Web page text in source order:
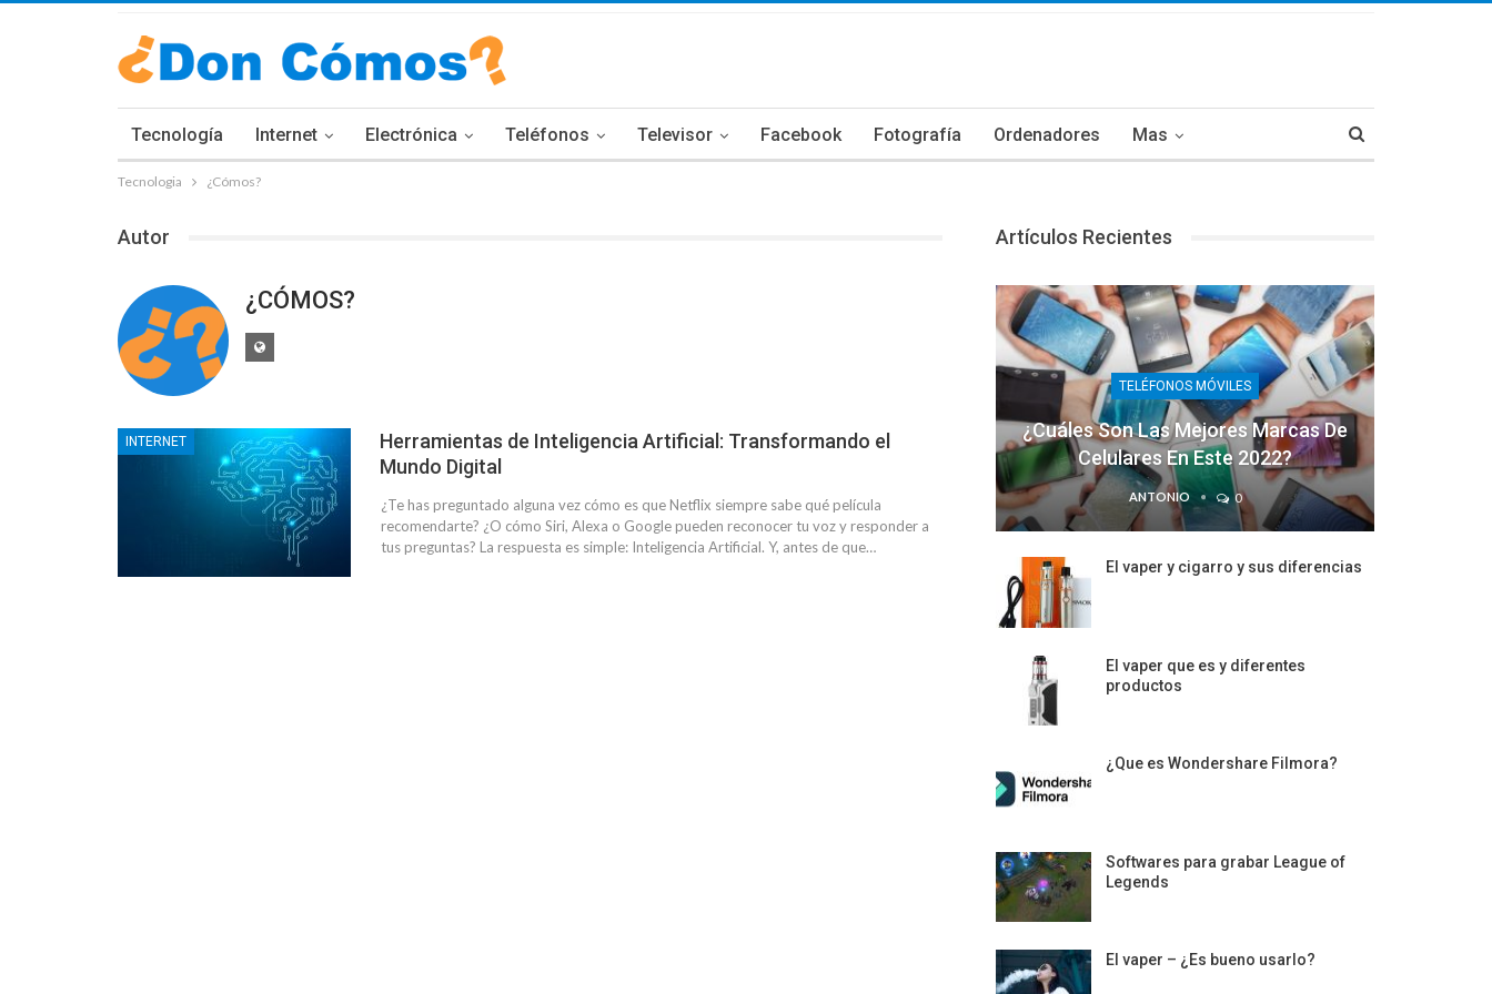
Tecnología Internet Electrónica Teléfonos Televisor Facebook Fotografía Ordenadores Mas
Tecnologia ¿Cómos?
Autor
¿CÓMOS?
INTERNET
Herramientas de Inteligencia Artificial: Transformando el
Mundo Digital
¿Te has preguntado alguna vez cómo es que Netflix siempre sabe qué película
recomendarte? ¿O cómo Siri, Alexa o Google pueden reconocer tu voz y responder a
tus preguntas? La respuesta es simple: Inteligencia Artificial. Y, antes de que…
Artículos Recientes
TELÉFONOS MÓVILES
¿Cuáles Son Las Mejores Marcas De
Celulares En Este 2022?
ANTONIO 0
El vaper y cigarro y sus diferencias
El vaper que es y diferentes
productos
¿Que es Wondershare Filmora?
Softwares para grabar League of
Legends
El vaper – ¿Es bueno usarlo?